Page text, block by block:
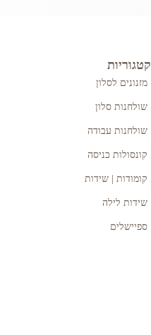
קטגוריות
מזנונים לסלון
שולחנות סלון
שולחנות עבודה
קונסולות כניסה
קומודות | שידות
שידות לילה
ספיישלים